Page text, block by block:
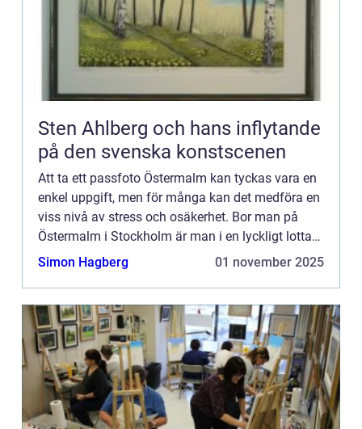
Sten Ahlberg och hans inflytande
på den svenska konstscenen
Att ta ett passfoto Östermalm kan tyckas vara en
enkel uppgift, men för många kan det medföra en
viss nivå av stress och osäkerhet. Bor man på
Östermalm i Stockholm är man i en lyckligt lottad
position,...
Simon Hagberg 01 november 2025